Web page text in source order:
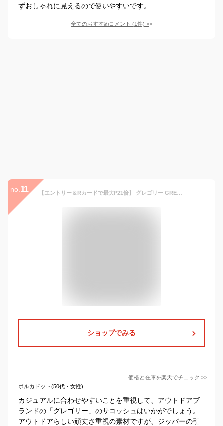
ずおしゃれに見えるので使いやすいです。
全てのおすすめコメント (1件) >
no. 11 【エントリー＆Rカードで最大P21倍】 グレゴリー GREGORY サコッシュバッグ ショルダーバッグ ショルダー クラシックサコッシュM CLASSIC SACOCHE M メンズ レディース 【正規品】 あす楽 送料無料 プレゼント ギフト ラッピング無料 通販 敬老の日
ショップでみる
価格と在庫を楽天でチェック >>
ポルカドット(50代・女性)
カジュアルに合わせやすいことを重視して、アウトドアブ
ランドの「グレゴリー」のサコッシュはいかがでしょう。
アウトドアらしい頑丈さ重視の素材ですが、ジッパーの引